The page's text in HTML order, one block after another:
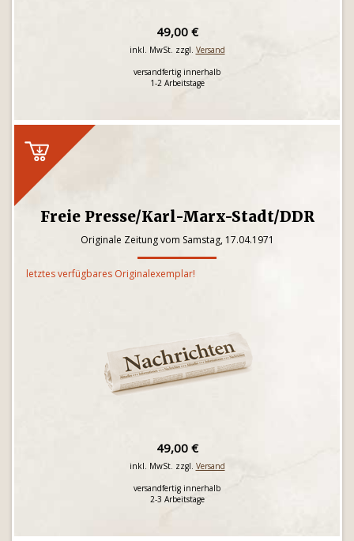
49,00 €
inkl. MwSt. zzgl. Versand
versandfertig innerhalb
1-2 Arbeitstage
Freie Presse/Karl-Marx-Stadt/DDR
Originale Zeitung vom Samstag, 17.04.1971
letztes verfügbares Originalexemplar!
49,00 €
inkl. MwSt. zzgl. Versand
versandfertig innerhalb
2-3 Arbeitstage